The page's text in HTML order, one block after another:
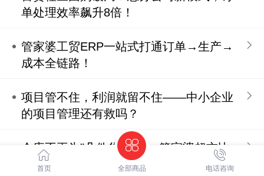
单处理效率飙升8倍！
管家婆工贸ERP一站式打通订单→生产→
成本全链路！
项目管不住，利润就留不住——中小企业
的项目管理还有救吗？
仓库不再为"几件货"停摆：管家婆超交比
例控制实战解析
首页 全部商品 电话咨询